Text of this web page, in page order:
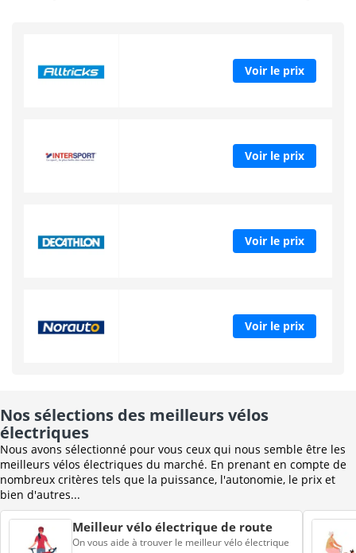
Voir le prix
Voir le prix
Voir le prix
Voir le prix
Nos sélections des meilleurs vélos
électriques
Nous avons sélectionné pour vous ceux qui nous semble être les
meilleurs vélos électriques du marché. En prenant en compte de
nombreux critères tels que la puissance, l'autonomie, le prix et
bien d'autres...
Meilleur vélo électrique de route
On vous aide à trouver le meilleur vélo électrique